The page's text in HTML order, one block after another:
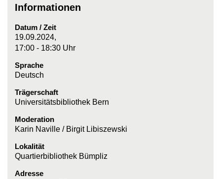
Informationen
Datum / Zeit
19.09.2024,
17:00 - 18:30 Uhr
Sprache
Deutsch
Trägerschaft
Universitätsbibliothek Bern
Moderation
Karin Naville / Birgit Libiszewski
Lokalität
Quartierbibliothek Bümpliz
Adresse